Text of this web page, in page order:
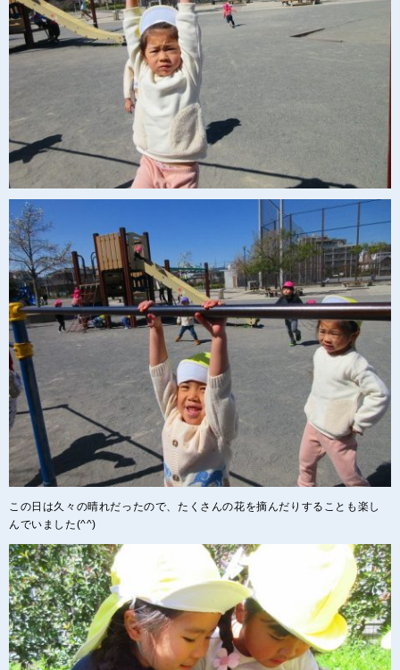
この日は久々の晴れだったので、たくさんの花を摘んだりすることも楽し
んでいました(^^)